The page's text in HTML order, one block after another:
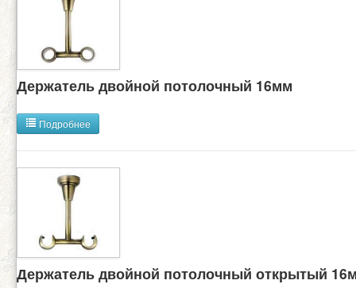
Держатель двойной потолочный 16мм
Подробнее
Держатель двойной потолочный открытый